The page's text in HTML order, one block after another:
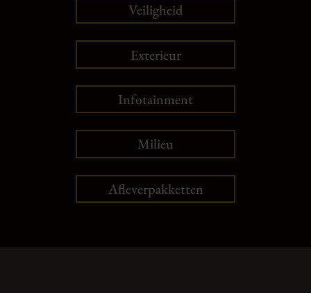
Veiligheid
Exterieur
Infotainment
Milieu
Afleverpakketten